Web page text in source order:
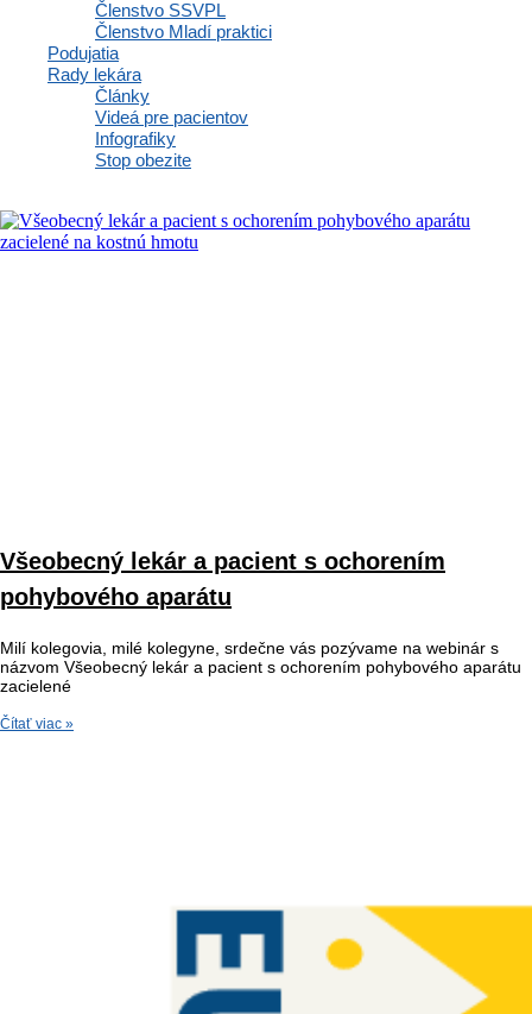
Členstvo SSVPL
Členstvo Mladí praktici
Podujatia
Rady lekára
Články
Videá pre pacientov
Infografiky
Stop obezite
15.10.2026 spoločnosti všeobecného praktického
lekárstva
MOHLO BY VÁS ZAUJAŤ
Všeobecný lekár a pacient s ochorením
pohybového aparátu
Milí kolegovia, milé kolegyne, srdečne vás pozývame na webinár s
názvom Všeobecný lekár a pacient s ochorením pohybového aparátu
zacielené
Čítať viac »